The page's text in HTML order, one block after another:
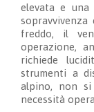
elevata e una
freddo, il
operazione,
richiede
strumenti a
alpino, non
necessità